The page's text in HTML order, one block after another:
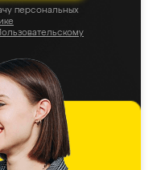
персональных